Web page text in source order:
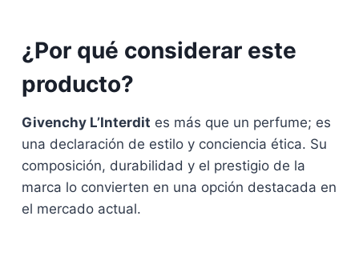
¿Por qué considerar este
producto?
Givenchy L’Interdit es más que un perfume; es
una declaración de estilo y conciencia ética. Su
composición, durabilidad y el prestigio de la
marca lo convierten en una opción destacada en
el mercado actual.